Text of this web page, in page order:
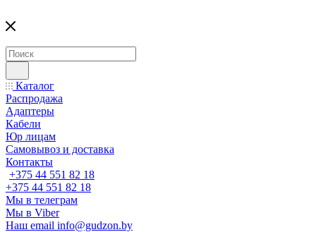
Каталог
Распродажа
Адаптеры
Кабели
Юр лицам
Самовывоз и доставка
Контакты
+375 44 551 82 18
+375 44 551 82 18
Мы в телеграм
Мы в Viber
Наш email info@gudzon.by